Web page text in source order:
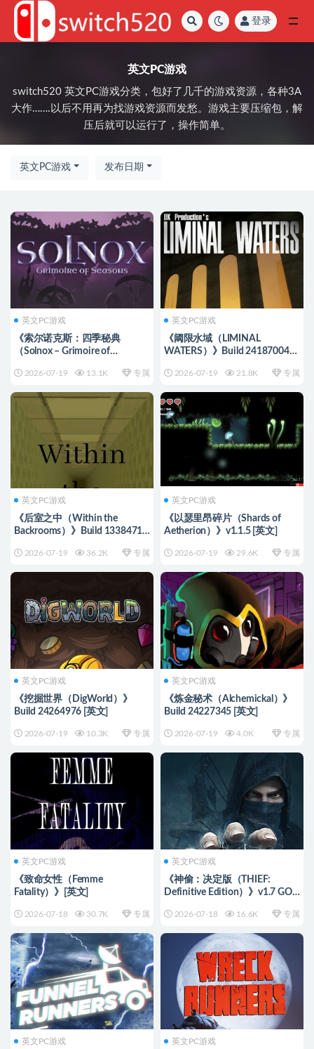
登录
英文PC游戏
switch520 英文PC游戏分类，包好了几千的游戏资源，各种3A
大作…….以后不用再为找游戏资源而发愁。游戏主要压缩包，解
压后就可以运行了，操作简单。
英文PC游戏 发布日期
英文PC游戏
《索尔诺克斯：四季秘典
（Solnox – Grimoire of
文]2026-07-19 13.1K 专属
英文PC游戏
《阈限水域（LIMINAL
WATERS）》Build 24187004
2026-07-19 21.8K 专属
英文PC游戏
《后室之中（Within the
Backrooms）》Build 13384719
2026-07-19 36.2K 专属
英文PC游戏
《以瑟里昂碎片（Shards of
Aetherion）》v1.1.5 [英文]
2026-07-19 29.6K 专属
英文PC游戏
《挖掘世界（DigWorld）》
Build 24264976 [英文]
2026-07-19 10.3K 专属
英文PC游戏
《炼金秘术（Alchemickal）》
Build 24227345 [英文]
2026-07-19 4.0K 专属
英文PC游戏
《致命女性（Femme
Fatality）》[英文]
2026-07-18 30.7K 专属
英文PC游戏
《神偷：决定版（THIEF:
Definitive Edition）》v1.7 GOG
2026-07-18 16.6K 专属
英文PC游戏 英文PC游戏